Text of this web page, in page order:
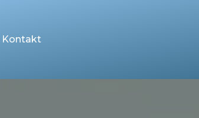
Kontakt